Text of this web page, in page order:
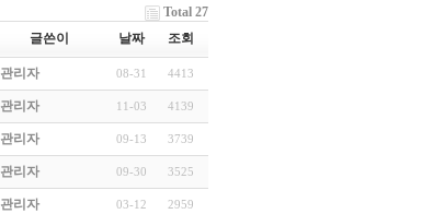
Total 27
글쓴이 날짜 조회
관리자 08-31 4413
관리자 11-03 4139
관리자 09-13 3739
관리자 09-30 3525
관리자 03-12 2959